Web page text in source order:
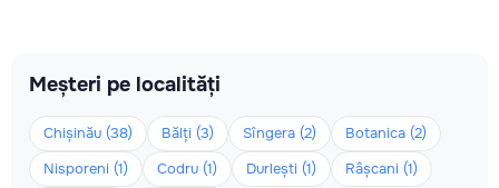
Meșteri pe localități
Chișinău (38) Bălți (3) Sîngera (2)
Botanica (2)
Nisporeni (1)
Codru (1) Durlești (1)
Râșcani (1)